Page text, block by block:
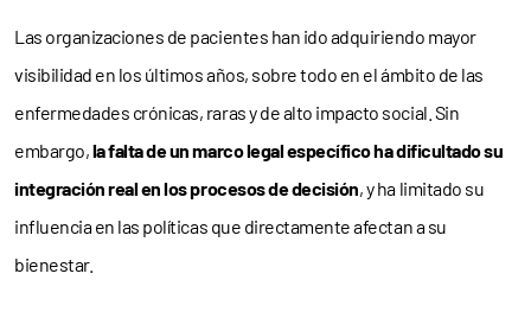
Las organizaciones de pacientes han ido adquiriendo mayor
visibilidad en los últimos años, sobre todo en el ámbito de las
enfermedades crónicas, raras y de alto impacto social. Sin
embargo,la falta de un marco legal específico ha dificultado su
integración real en los procesos de decisión, y ha limitado su
influencia en las políticas que directamente afectan a su
bienestar.